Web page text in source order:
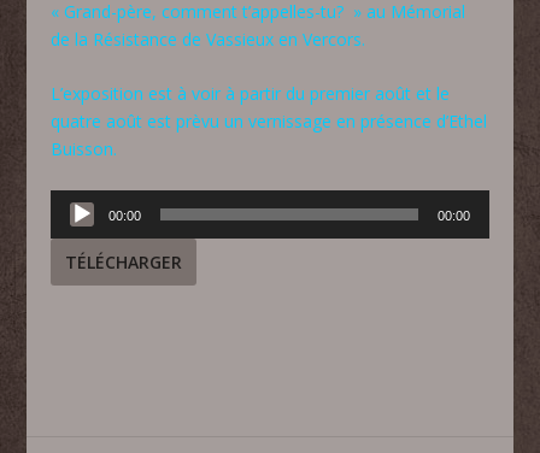
« Grand-père, comment t’appelles-tu? » au Mémorial
de la Résistance de Vassieux en Vercors.
L’exposition est à voir à partir du premier août et le
quatre août est prèvu un vernissage en présence d’Ethel
Buisson.
Lecteur
audio
00:00 00:00
TÉLÉCHARGER